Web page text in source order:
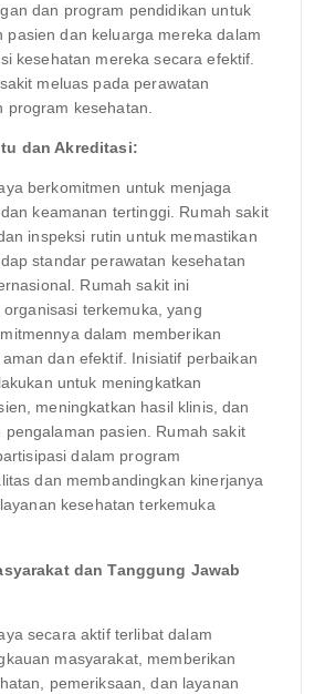
dan program pendidikan untuk
pasien dan keluarga mereka dalam
kesehatan mereka secara efektif.
meluas pada perawatan
program kesehatan.
dan Akreditasi:
berkomitmen untuk menjaga
keamanan tertinggi. Rumah sakit
inspeksi rutin untuk memastikan
standar perawatan kesehatan
Rumah sakit ini
terkemuka, yang
dalam memberikan
dan efektif. Inisiatif perbaikan
untuk meningkatkan
meningkatkan hasil klinis, dan
pengalaman pasien. Rumah sakit
dalam program
dan membandingkan kinerjanya
kesehatan terkemuka
dan Tanggung Jawab
secara aktif terlibat dalam
masyarakat, memberikan
pemeriksaan, dan layanan